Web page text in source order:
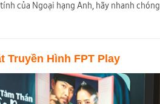
của Ngoại hạng Anh, hãy nhanh chóng
Truyền Hình FPT Play